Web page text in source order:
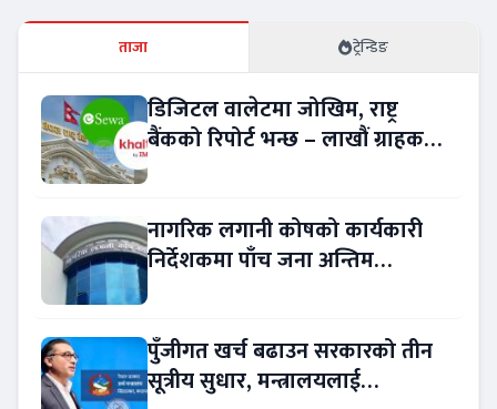
ताजा ट्रेन्डिङ
डिजिटल वालेटमा जोखिम, राष्ट्र
बैंकको रिपोर्ट भन्छ – लाखौं ग्राहकको
नागरिक लगानी कोषको कार्यकारी
निर्देशकमा पाँच जना अन्तिम
पुँजीगत खर्च बढाउन सरकारको तीन
सूत्रीय सुधार, मन्त्रालयलाई